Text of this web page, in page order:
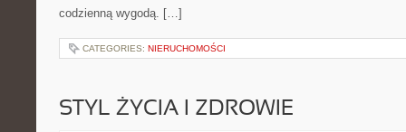
codzienną wygodą. […]
CATEGORIES: NIERUCHOMOŚCI
STYL ŻYCIA I ZDROWIE